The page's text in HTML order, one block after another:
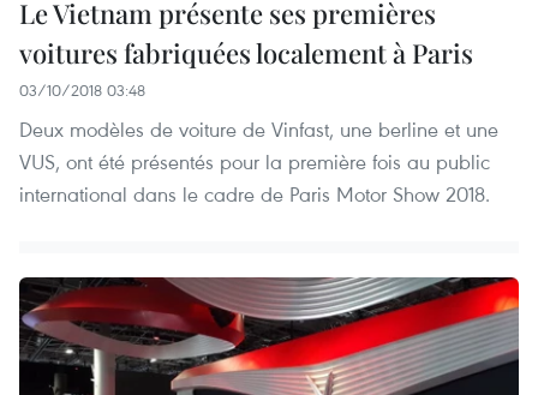
Le Vietnam présente ses premières
voitures fabriquées localement à Paris
03/10/2018 03:48
Deux modèles de voiture de Vinfast, une berline et une
VUS, ont été présentés pour la première fois au public
international dans le cadre de Paris Motor Show 2018.